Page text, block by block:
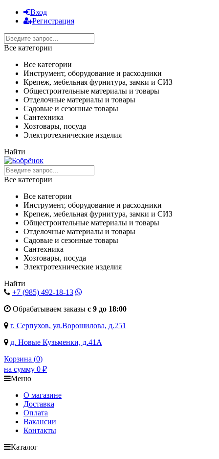
Вход
Регистрация
Все категории
Все категории
Инструмент, оборудование и расходники
Крепеж, мебельная фурнитура, замки и СИЗ
Общестроительные материалы и товары
Отделочные материалы и товары
Садовые и сезонные товары
Сантехника
Хозтовары, посуда
Электротехнические изделия
Найти
Все категории
Все категории
Инструмент, оборудование и расходники
Крепеж, мебельная фурнитура, замки и СИЗ
Общестроительные материалы и товары
Отделочные материалы и товары
Садовые и сезонные товары
Сантехника
Хозтовары, посуда
Электротехнические изделия
Найти
+7 (985) 492-18-13
Обрабатываем заказы с 9 до 18:00
г. Серпухов, ул.Ворошилова, д.251
д. Новые Кузьменки, д.41А
Корзина (0)
на сумму 0 ₽
Меню
О магазине
Доставка
Оплата
Вакансии
Контакты
Каталог